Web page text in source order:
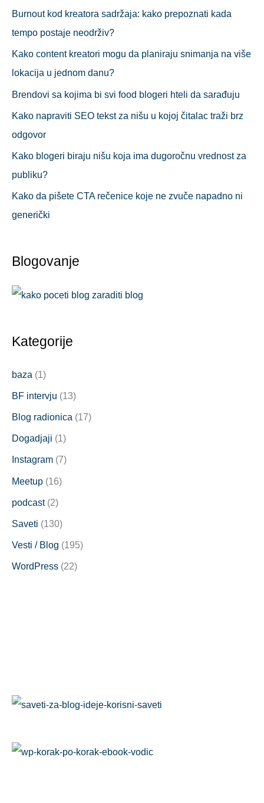
Burnout kod kreatora sadržaja: kako prepoznati kada
tempo postaje neodrživ?
Kako content kreatori mogu da planiraju snimanja na više
lokacija u jednom danu?
Brendovi sa kojima bi svi food blogeri hteli da sarađuju
Kako napraviti SEO tekst za nišu u kojoj čitalac traži brz
odgovor
Kako blogeri biraju nišu koja ima dugoročnu vrednost za
publiku?
Kako da pišete CTA rečenice koje ne zvuče napadno ni
generički
Blogovanje
Kategorije
baza (1)
BF intervju (13)
Blog radionica (17)
Dogadjaji (1)
Instagram (7)
Meetup (16)
podcast(2)
Saveti (130)
Vesti / Blog (195)
WordPress (22)